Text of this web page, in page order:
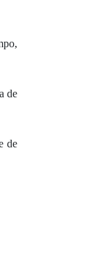
de
de